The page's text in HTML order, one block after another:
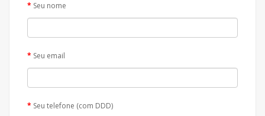
Seu nome
Seu email
Seu telefone (com DDD)